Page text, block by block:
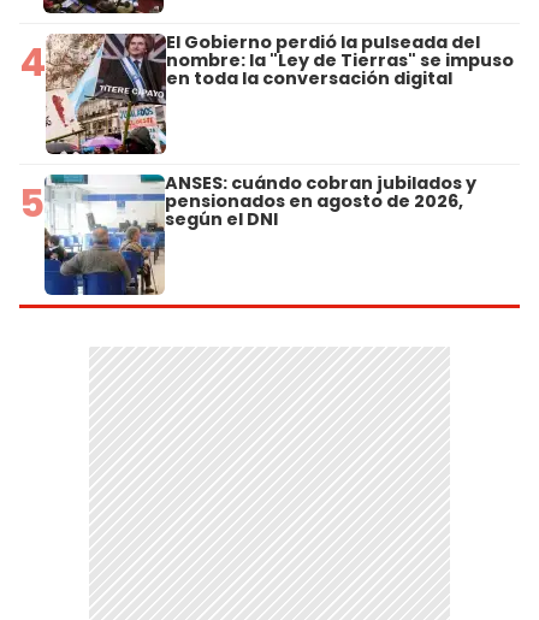
4 El Gobierno perdió la pulseada del
nombre: la "Ley de Tierras" se impuso
en toda la conversación digital
5 ANSES: cuándo cobran jubilados y
pensionados en agosto de 2026,
según el DNI